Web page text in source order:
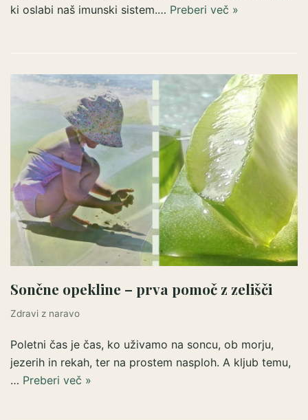
ki oslabi naš imunski sistem.… Preberi več »
Sončne opekline – prva pomoč z zelišči
Zdravi z naravo
Poletni čas je čas, ko uživamo na soncu, ob morju,
jezerih in rekah, ter na prostem nasploh. A kljub temu,
… Preberi več »